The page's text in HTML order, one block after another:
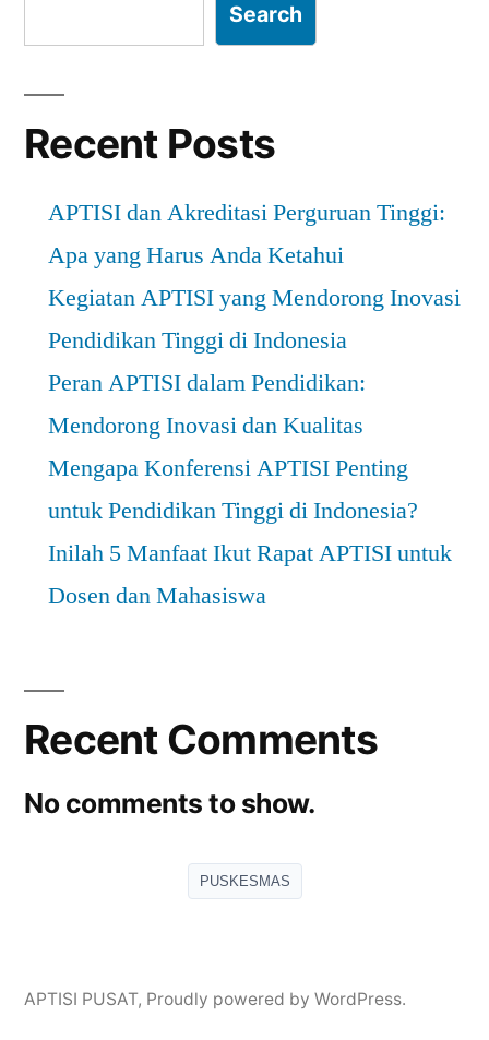
Search
Recent Posts
APTISI dan Akreditasi Perguruan Tinggi:
Apa yang Harus Anda Ketahui
Kegiatan APTISI yang Mendorong Inovasi
Pendidikan Tinggi di Indonesia
Peran APTISI dalam Pendidikan:
Mendorong Inovasi dan Kualitas
Mengapa Konferensi APTISI Penting
untuk Pendidikan Tinggi di Indonesia?
Inilah 5 Manfaat Ikut Rapat APTISI untuk
Dosen dan Mahasiswa
Recent Comments
No comments to show.
PUSKESMAS
APTISI PUSAT, Proudly powered by WordPress.